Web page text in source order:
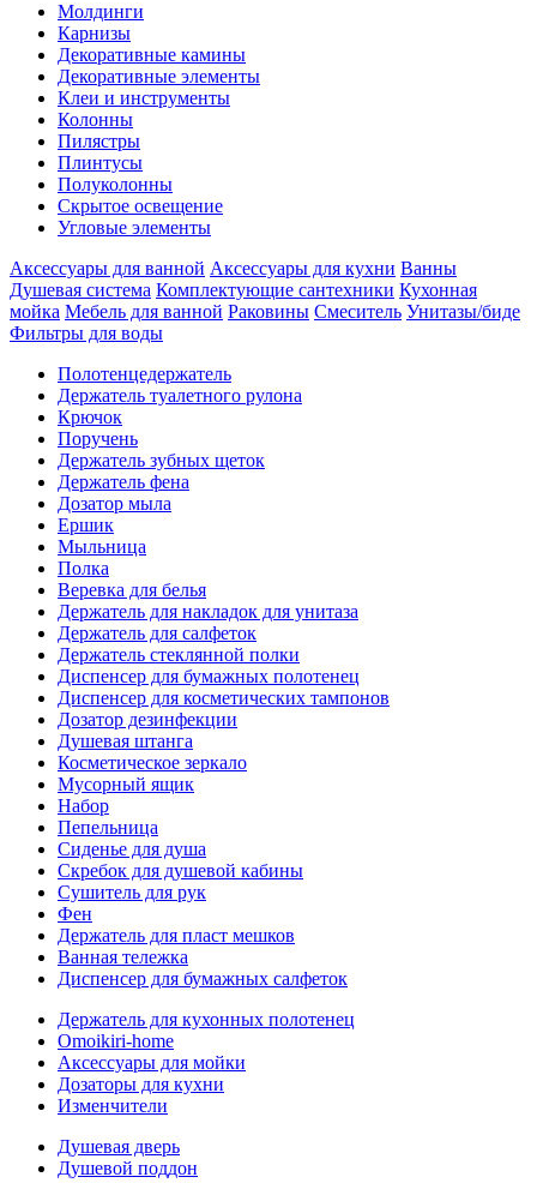
Молдинги
Карнизы
Декоративные камины
Декоративные элементы
Клеи и инструменты
Колонны
Пилястры
Плинтусы
Полуколонны
Скрытое освещение
Угловые элементы
Аксессуары для ванной Аксессуары для кухни Ванны
Душевая система Комплектующие сантехники Кухонная
мойка Мебель для ванной Раковины Смеситель Унитазы/биде
Фильтры для воды
Полотенцедержатель
Держатель туалетного рулона
Крючок
Поручень
Держатель зубных щеток
Держатель фена
Дозатор мыла
Eршик
Мыльница
Полка
Веревка для белья
Держатель для накладок для унитаза
Держатель для салфеток
Держатель стеклянной полки
Диспенсер для бумажных полотенец
Диспенсер для косметических тампонов
Дозатор дезинфекции
Душевая штанга
Косметическое зеркало
Мусорный ящик
Набор
Пепельница
Сиденье для душа
Скребок для душевой кабины
Сушитель для рук
Фен
Держатель для пласт мешков
Ванная тележка
Диспенсер для бумажных салфеток
Держатель для кухонных полотенец
Omoikiri-home
Аксессуары для мойки
Дозаторы для кухни
Изменчители
Душевая дверь
Душевой поддон